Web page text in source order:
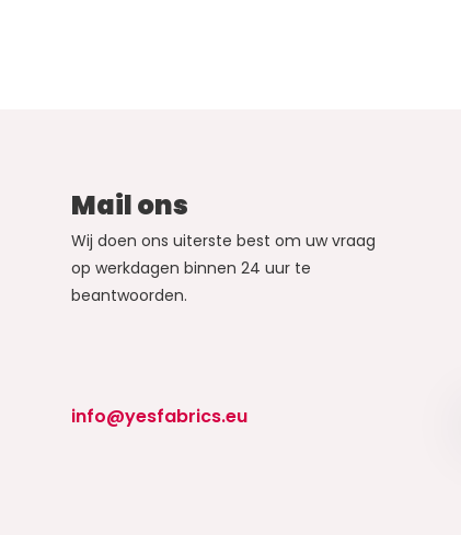
Mail ons
Wij doen ons uiterste best om uw vraag
op werkdagen binnen 24 uur te
beantwoorden.
info@yesfabrics.eu